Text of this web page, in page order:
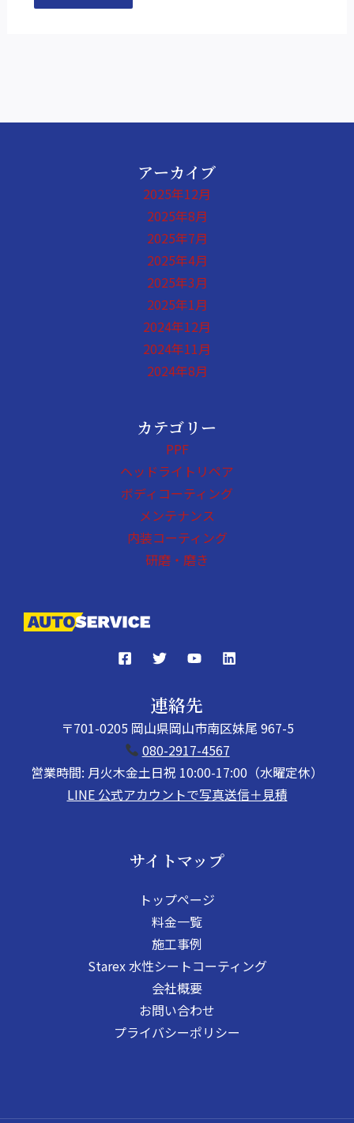
アーカイブ
2025年12月
2025年8月
2025年7月
2025年4月
2025年3月
2025年1月
2024年12月
2024年11月
2024年8月
カテゴリー
PPF
ヘッドライトリペア
ボディコーティング
メンテナンス
内装コーティング
研磨・磨き
連絡先
〒701-0205 岡山県岡山市南区妹尾 967-5
080-2917-4567
営業時間: 月火木金土日祝 10:00-17:00（水曜定休）
LINE 公式アカウントで写真送信＋見積
サイトマップ
トップページ
料金一覧
施工事例
Starex 水性シートコーティング
会社概要
お問い合わせ
プライバシーポリシー